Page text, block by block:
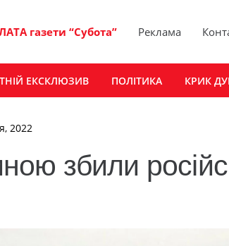
газети “Субота” Реклама
ЕКСКЛЮЗИВ ПОЛІТИКА КРИК
2022
збили